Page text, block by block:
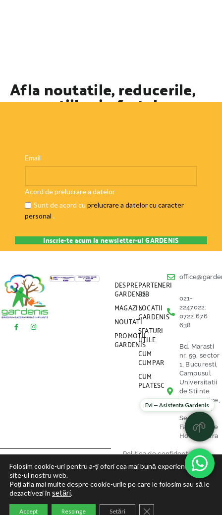
Afla noutatile, reducerile,
promotiile si ofertele
Email
Acord de prelucrare a datelor
Sunt de acord cu prelucrare a datelor cu caracter
personal .
DESPRE
GARDENIS
MAGAZIN
NOUTATI
PROMOTII
GARDENIS
PARTENERI
B2B
LOCATII
GARDENIS
SFATURI
UTILE
CUM
CUMPAR
CUM
PLATESC
021-
2247022;
0722 676
638
Bd. Marasti
nr. 59, sector
1, Bucuresti,
Campusul
Universitatii
de Stiinte
Agronomice,
vis a vis de
Serele
Facultatii de
Horticultura
Politica de confidentialitate
Politica Cookies
@2023 GARDENIS POWERED BY
Evi — Asistenta Gardenis
🌱
Folosim cookie-uri pentru a-ți oferi cea mai bună experiență pe
site-ul nostru web.
Poți afla mai multe despre cookie-urile pe care le folosim sau să le
dezactivezi în setări.
Accept Respinge Setări Close GDPR Cookie